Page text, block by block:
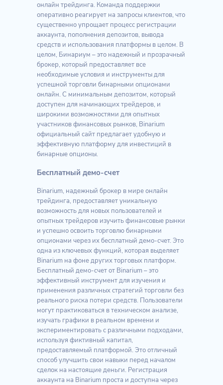
онлайн трейдинга. Команда поддержки
оперативно реагирует на запросы клиентов, что
существенно упрощает процесс регистрации
аккаунта, пополнения депозитов, вывода
средств и использования платформы в целом. В
целом, Бинариум – это надежный и прозрачный
брокер, который предоставляет все
необходимые условия и инструменты для
успешной торговли бинарными опционами
онлайн. С минимальным депозитом, который
доступен для начинающих трейдеров, и
широкими возможностями для опытных
участников финансовых рынков, Binarium
официальный сайт предлагает удобную и
эффективную платформу для инвестиций в
бинарные опционы.
Бесплатный демо-счет
Binarium, надежный брокер в мире онлайн
трейдинга, предоставляет уникальную
возможность для новых пользователей и
опытных трейдеров изучить финансовые рынки
и успешно освоить торговлю бинарными
опционами через их бесплатный демо-счет. Это
одна из ключевых функций, которая выделяет
Binarium на фоне других торговых платформ.
Бесплатный демо-счет от Binarium – это
эффективный инструмент для изучения и
применения различных стратегий торговли без
реального риска потери средств. Пользователи
могут практиковаться в техническом анализе,
изучать графики в реальном времени и
экспериментировать с различными подходами,
используя фиктивный капитал,
предоставляемый платформой. Это отличный
способ улучшить свои навыки перед началом
сделок на настоящие деньги. Регистрация
аккаунта на Binarium проста и доступна через